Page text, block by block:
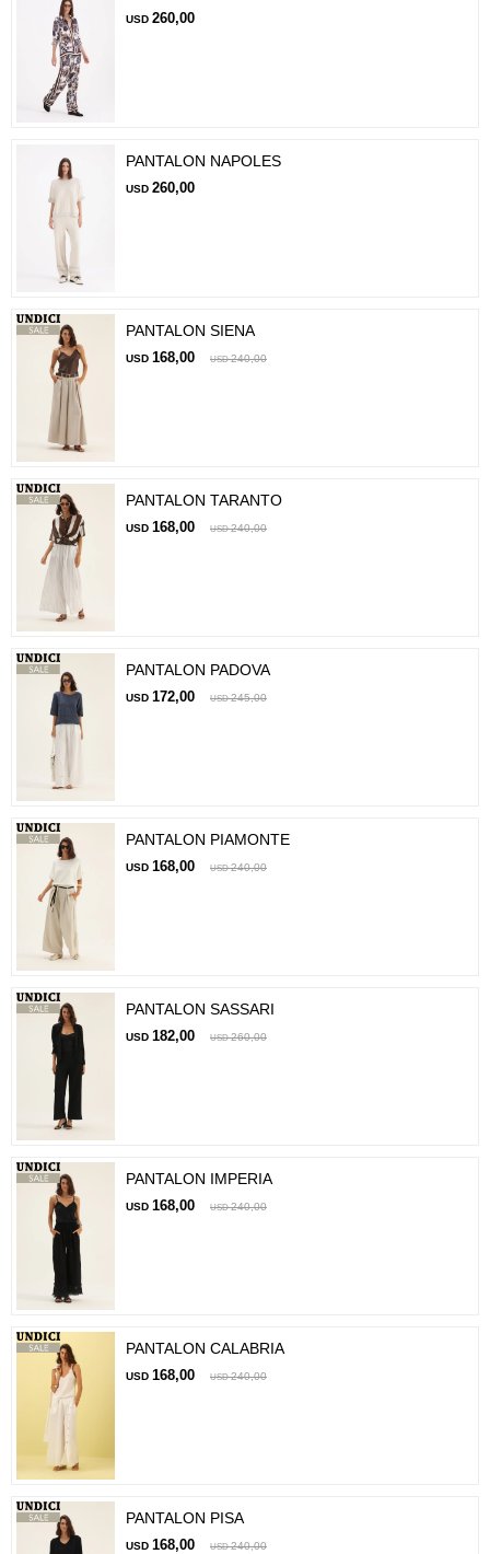
USD 260,00
PANTALON NAPOLES
USD 260,00
PANTALON SIENA
USD 168,00 USD 240,00
PANTALON TARANTO
USD 168,00 USD 240,00
PANTALON PADOVA
USD 172,00 USD 245,00
PANTALON PIAMONTE
USD 168,00 USD 240,00
PANTALON SASSARI
USD 182,00 USD 260,00
PANTALON IMPERIA
USD 168,00 USD 240,00
PANTALON CALABRIA
USD 168,00 USD 240,00
PANTALON PISA
USD 168,00 USD 240,00